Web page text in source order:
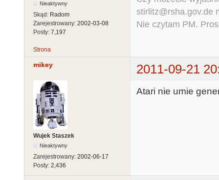
Nieaktywny
Skąd: Radom
Zarejestrowany: 2002-03-08
Posty: 7,197
stirlitz@rsha.gov.de
Nie czytam PM.
Strona
mikey 2011-09-21
Wujek Staszek
Nieaktywny
Zarejestrowany: 2002-06-17
Posty: 2,436
Atari nie umie